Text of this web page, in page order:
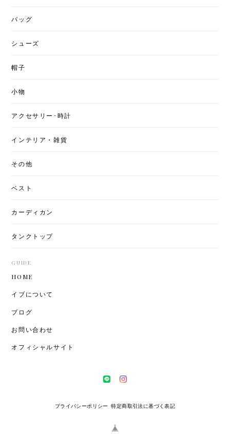
バッグ
シューズ
帽子
小物
アクセサリー･時計
インテリア・雑貨
その他
ベスト
カーディカン
タンクトップ
GUIDE
HOME
イブについて
ブログ
お問い合わせ
オフィシャルサイト
プライバシーポリシー 特定商取引法に基づく表記